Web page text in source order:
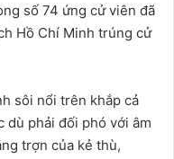
số 74 ứng cử viên đã
Hồ Chí Minh trúng cử
sôi nổi trên khắp cả
dù phải đối phó với âm
trợn của kẻ thù,